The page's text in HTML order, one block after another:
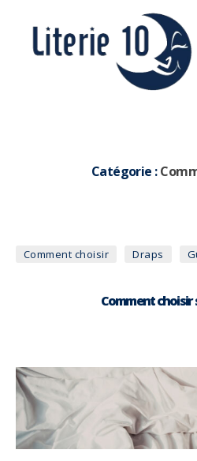
Catégorie :
Comment choisir Draps
Comment choisir